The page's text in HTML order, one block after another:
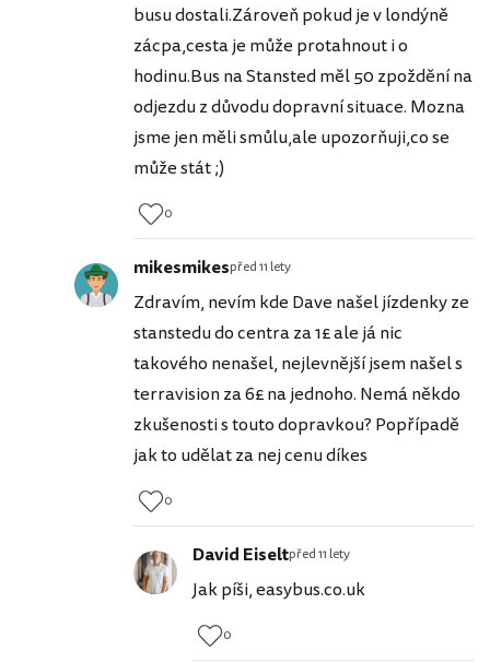
busu dostali.Zároveň pokud je v londýně
zácpa,cesta je může protahnout i o
hodinu.Bus na Stansted měl 50 zpoždění na
odjezdu z důvodu dopravní situace. Mozna
jsme jen měli smůlu,ale upozorňuji,co se
může stát ;)
0
mikesmikespřed 11 lety
Zdravím, nevím kde Dave našel jízdenky ze
stanstedu do centra za 1£ ale já nic
takového nenašel, nejlevnější jsem našel s
terravision za 6£ na jednoho. Nemá někdo
zkušenosti s touto dopravkou? Popřípadě
jak to udělat za nej cenu díkes
0
David Eiseltpřed 11 lety
Jak píši, easybus.co.uk
0